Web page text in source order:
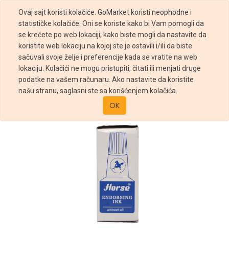
Ovaj sajt koristi kolačiće. GoMarket koristi neophodne i
statističke kolačiće. Oni se koriste kako bi Vam pomogli da
se krećete po web lokaciji, kako biste mogli da nastavite da
koristite web lokaciju na kojoj ste je ostavili i/ili da biste
sačuvali svoje želje i preferencije kada se vratite na web
lokaciju. Kolačići ne mogu pristupiti, čitati ili menjati druge
podatke na vašem računaru. Ako nastavite da koristite
našu stranu, saglasni ste sa korišćenjem kolačića.
OK
Prodavnica Mastilo za Pečat Horse